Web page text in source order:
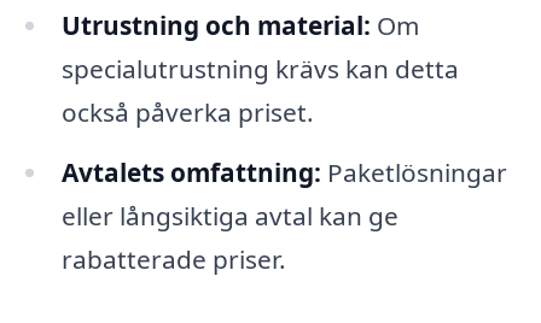
Utrustning och material: Om
specialutrustning krävs kan detta
också påverka priset.
Avtalets omfattning: Paketlösningar
eller långsiktiga avtal kan ge
rabatterade priser.